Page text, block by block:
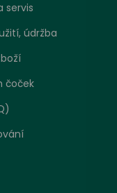
servis
údržba
čoček